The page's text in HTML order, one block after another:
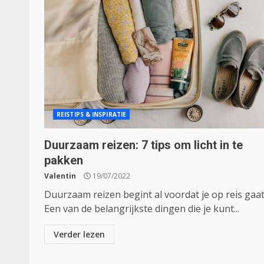
REISTIPS & INSPIRATIE
Duurzaam reizen: 7 tips om licht in te
pakken
Valentin 19/07/2022
Duurzaam reizen begint al voordat je op reis
Een van de belangrijkste dingen die je kunt...
Verder lezen